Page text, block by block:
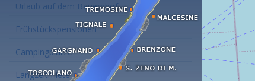
Urlaub auf dem Bauernhof
Frühstückspensionen
Campingplätze
Langzeitmiete